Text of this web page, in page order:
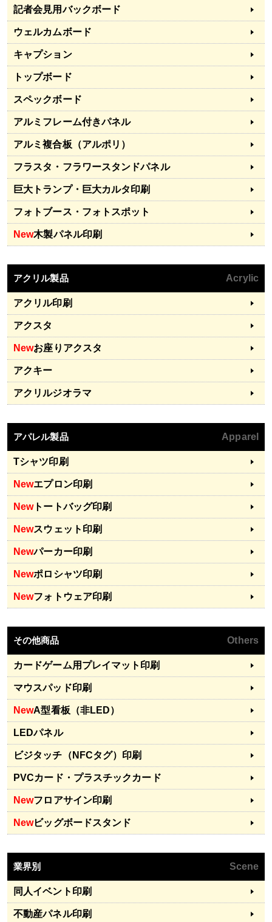
記者会見用バックボード
ウェルカムボード
キャプション
トップボード
スペックボード
アルミフレーム付きパネル
アルミ複合板（アルポリ）
フラスタ・フラワースタンドパネル
巨大トランプ・巨大カルタ印刷
フォトブース・フォトスポット
New木製パネル印刷
アクリル製品 Acrylic
アクリル印刷
アクスタ
Newお座りアクスタ
アクキー
アクリルジオラマ
アパレル製品 Apparel
Tシャツ印刷
Newエプロン印刷
Newトートバッグ印刷
Newスウェット印刷
Newパーカー印刷
Newポロシャツ印刷
Newフォトウェア印刷
その他商品 Others
カードゲーム用プレイマット印刷
マウスパッド印刷
NewA型看板（非LED）
LEDパネル
ビジタッチ（NFCタグ）印刷
PVCカード・プラスチックカード
Newフロアサイン印刷
Newビッグボードスタンド
業界別 Scene
同人イベント印刷
不動産パネル印刷